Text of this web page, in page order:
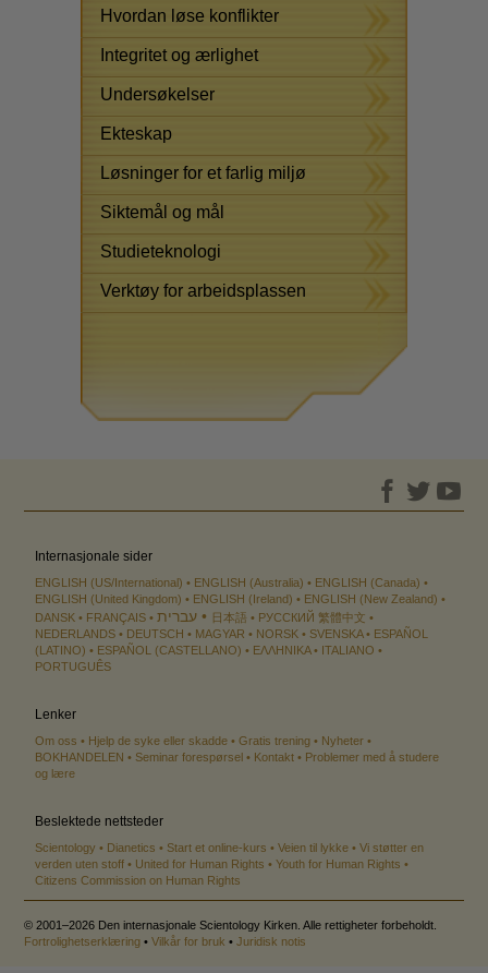
Hvordan løse konflikter
Integritet og ærlighet
Undersøkelser
Ekteskap
Løsninger for et farlig miljø
Siktemål og mål
Studieteknologi
Verktøy for arbeidsplassen
Internasjonale sider
ENGLISH (US/International) ENGLISH (Australia)
ENGLISH (Canada)
ENGLISH (United Kingdom)
ENGLISH (Ireland)
ENGLISH (New Zealand)
DANSK
FRANÇAIS עברית 日本語 РУССКИЙ 繁體中文
NEDERLANDS
DEUTSCH MAGYAR NORSK SVENSKA
ESPAÑOL
(LATINO)
ESPAÑOL (CASTELLANO) ΕΛΛΗΝΙΚA
ITALIANO
PORTUGUÊS
Lenker
Om oss Hjelp de syke eller skadde Gratis trening
Nyheter
BOKHANDELEN
Seminar forespørsel Kontakt
Problemer med å studere
og lære
Beslektede nettsteder
Scientology Dianetics Start et online-kurs Veien til lykke
Vi støtter en
verden uten stoff
United for Human Rights
Youth for Human Rights
Citizens Commission on Human Rights
© 2001–2026 Den internasjonale Scientology Kirken. Alle rettigheter forbeholdt.
Fortrolighetserklæring •Vilkår for bruk •Juridisk notis